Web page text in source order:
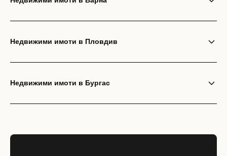
Недвижими имоти в Пловдив
Недвижими имоти в Бургас